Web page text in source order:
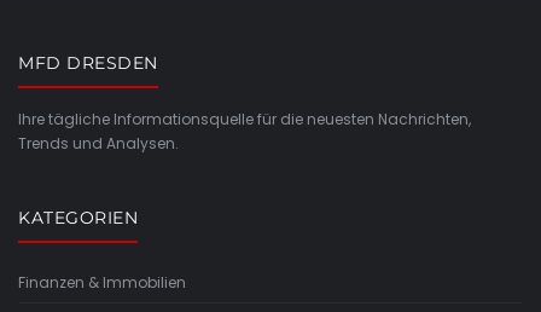
MFD DRESDEN
Ihre tägliche Informationsquelle für die neuesten Nachrichten,
Trends und Analysen.
KATEGORIEN
Finanzen & Immobilien